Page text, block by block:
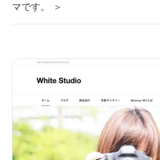
マです。 ＞